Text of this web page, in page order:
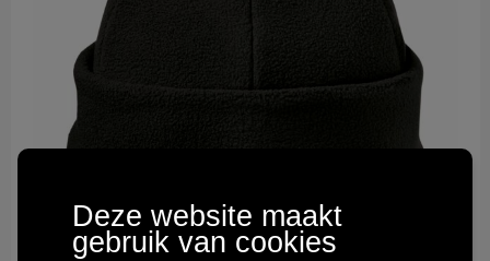
Technologie & gadgets
Themageschenken
Overig
Deze website maakt
gebruik van cookies